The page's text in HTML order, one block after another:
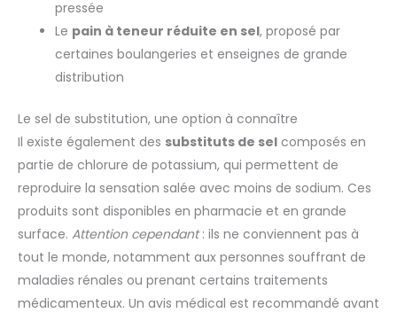
pressée
Le pain à teneur réduite en sel, proposé par
certaines boulangeries et enseignes de grande
distribution
Le sel de substitution, une option à connaître
Il existe également des substituts de sel composés en
partie de chlorure de potassium, qui permettent de
reproduire la sensation salée avec moins de sodium. Ces
produits sont disponibles en pharmacie et en grande
surface. Attention cependant: ils ne conviennent pas à
tout le monde, notamment aux personnes souffrant de
maladies rénales ou prenant certains traitements
médicamenteux. Un avis médical est recommandé avant